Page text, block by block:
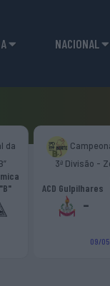
NACIONAL
da
3ª Divisão -
ACD Gulpilhares
-
09/